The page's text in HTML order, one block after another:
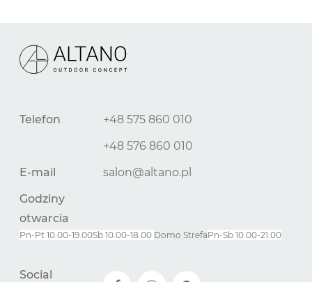
Telefon
+48 575 860 010
+48 576 860 010
E-mail
salon@altano.pl
Godziny
otwarcia
Pn-Pt 10.00-19.00Sb 10.00-18.00 Domo StrefaPn-Sb 10.00-21.00
Social